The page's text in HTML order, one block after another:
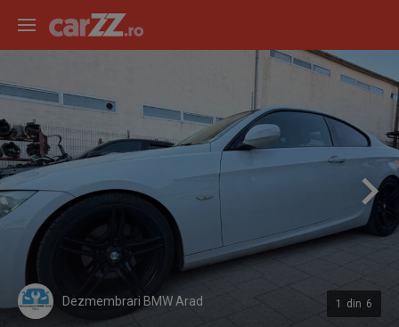
1 din 6
Dezmembrari BMW Arad